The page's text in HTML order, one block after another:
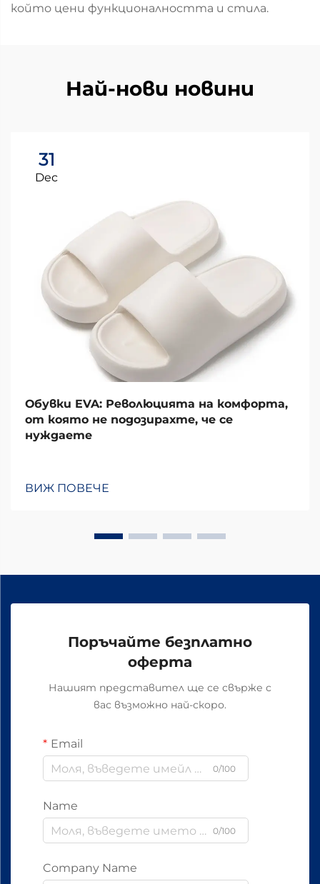
който цени функционалността и стила.
Най-нови новини
31
Dec
Обувки EVA: Революцията на комфорта,
от която не подозирахте, че се
нуждаете
ВИЖ ПОВЕЧЕ
Поръчайте безплатно
оферта
Нашият представител ще се свърже с
вас възможно най-скоро.
Email
0/100
Name
0/100
Company Name